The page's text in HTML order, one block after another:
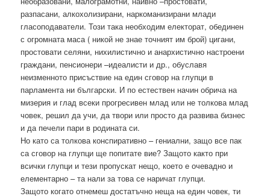
разпасани, алкохолизирани, наркоманизирани млади
гласоподаватели. Този така необходим електорат, обединен
с огромната маса ( никой не знае точният им брой) цигани,
простовати селяни, нихилистично и анархистично настроени
граждани, пенсионери –идеалисти и др., обуславя
неизменното присъствие на един сговор на глупци в
парламента ни български. И по естествен начин обрича на
мизерия и глад всеки прогресивен млад или не толкова млад
човек, решил да учи, да твори или просто да развива бизнес
и да печели пари в родината си.
Но като са толкова конспиративно – гениални, защо все пак
са сговор на глупци ще попитате вие? Защото както при
всички глупци и тези пропускат нещо, което е очевадно и
елементарно – та нали за това се наричат глупци.
Защото когато отнемеш достатъчно неща на един човек, ти